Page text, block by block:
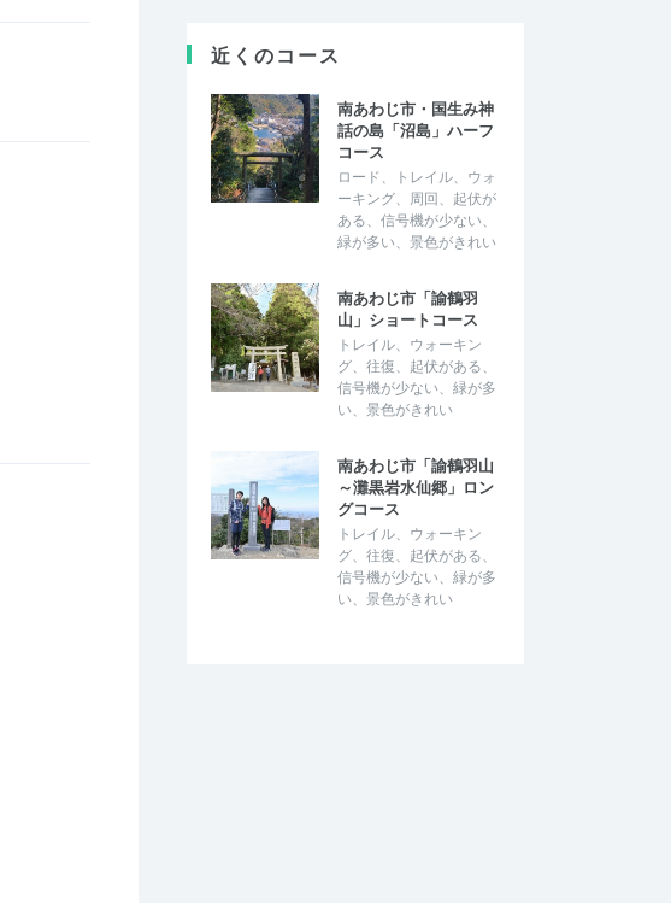
近くのコース
南あわじ市・国生み神
話の島「沼島」ハーフ
コース
ロード、トレイル、ウォ
ーキング、周回、起伏が
ある、信号機が少ない、
緑が多い、景色がきれい
南あわじ市「諭鶴羽
山」ショートコース
トレイル、ウォーキン
グ、往復、起伏がある、
信号機が少ない、緑が多
い、景色がきれい
南あわじ市「諭鶴羽山
～灘黒岩水仙郷」ロン
グコース
トレイル、ウォーキン
グ、往復、起伏がある、
信号機が少ない、緑が多
い、景色がきれい